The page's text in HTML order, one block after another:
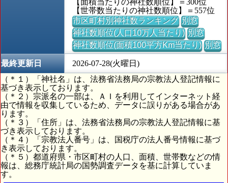
【面積当たりの神社数順位】＝300位
【世帯数当たりの神社数順位】＝557位
市区町村別神社数ランキング 別窓
神社数順位(人口10万人当たり) 別窓
神社数順位(面積100平方Km当たり) 別窓
最終更新日
2026-07-28(火曜日)
（＊１）「神社名」は、法務省法務局の宗教法人登記情報に
基づき表示しております。
（＊２）宗派名の一部は、ＡＩを利用してインターネット経
由で情報を収集しているため、データに誤りがある場合があ
ります。
（＊３）「住所」は、法務省法務局の宗教法人登記情報に基
づき表示しております。
（＊４）「宗教法人番号」は、国税庁の法人番号情報に基づ
き表示しております。
（＊５）都道府県・市区町村の人口、面積、世帯数などの情
報は、総務庁統計局の国勢調査データを基に計算していま
す。